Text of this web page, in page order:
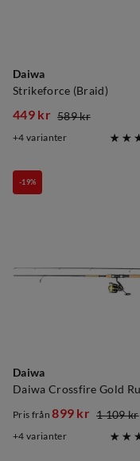
Daiwa
Strikeforce (Braid)
discounted
449 kr
original
589 kr
4 varianter
Daiwa
-19%
discounted
Pris från899 kr
original
1 109 kr
4 varianter